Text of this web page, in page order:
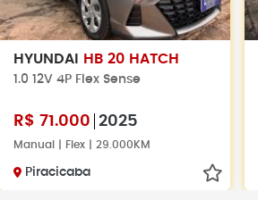
HYUNDAI HB 20 HATCH
1.0 12V 4P Flex Sense
R$ 71.000 2025
Manual | Flex | 29.000KM
Piracicaba